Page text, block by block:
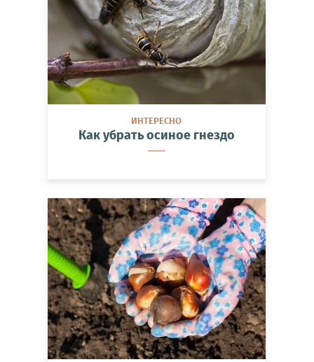
ИНТЕРЕСНО
Как убрать осиное гнездо